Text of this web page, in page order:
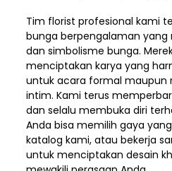
Tim florist profesional kami
bunga berpengalaman
dan simbolisme bunga.
menciptakan karya yang
untuk acara formal maupun
intim. Kami terus
dan selalu membuka diri
Anda bisa memilih gaya
katalog kami, atau bekerja
untuk menciptakan desain